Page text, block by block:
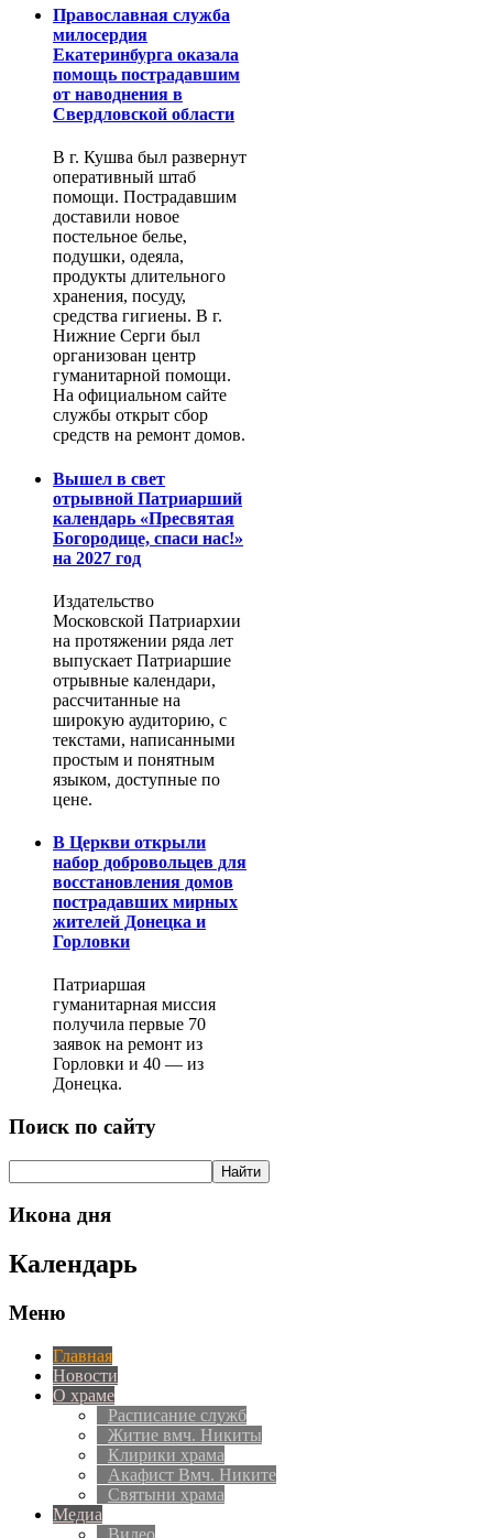
Православная служба
милосердия
Екатеринбурга оказала
помощь пострадавшим
от наводнения в
Свердловской области
В г. Кушва был развернут
оперативный штаб
помощи. Пострадавшим
доставили новое
постельное белье,
подушки, одеяла,
продукты длительного
хранения, посуду,
средства гигиены. В г.
Нижние Серги был
организован центр
гуманитарной помощи.
На официальном сайте
службы открыт сбор
средств на ремонт домов.
Вышел в свет
отрывной Патриарший
календарь «Пресвятая
Богородице, спаси нас!»
на 2027 год
Издательство
Московской Патриархии
на протяжении ряда лет
выпускает Патриаршие
отрывные календари,
рассчитанные на
широкую аудиторию, с
текстами, написанными
простым и понятным
языком, доступные по
цене.
В Церкви открыли
набор добровольцев для
восстановления домов
пострадавших мирных
жителей Донецка и
Горловки
Патриаршая
гуманитарная миссия
получила первые 70
заявок на ремонт из
Горловки и 40 — из
Донецка.
Поиск по сайту
Икона дня
Календарь
Меню
Главная
Новости
О храме
Расписание служб
Житие вмч. Никиты
Клирики храма
Акафист Вмч. Никите
Святыни храма
Медиа
Видео